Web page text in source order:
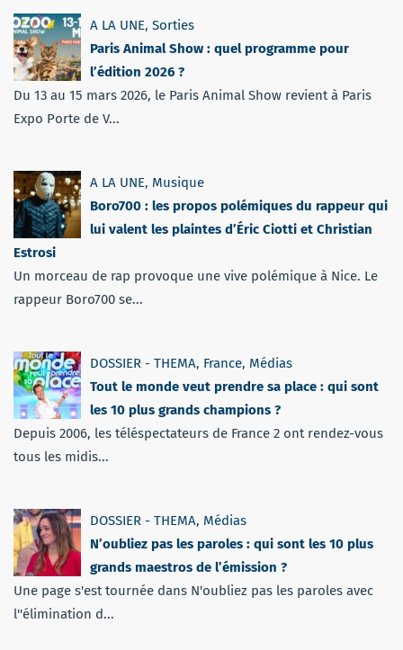
A LA UNE, Sorties
Paris Animal Show : quel programme pour
l’édition 2026 ?
Du 13 au 15 mars 2026, le Paris Animal Show revient à Paris
Expo Porte de V...
A LA UNE, Musique
Boro700 : les propos polémiques du rappeur qui
lui valent les plaintes d’Éric Ciotti et Christian
Estrosi
Un morceau de rap provoque une vive polémique à Nice. Le
rappeur Boro700 se...
DOSSIER - THEMA, France, Médias
Tout le monde veut prendre sa place : qui sont
les 10 plus grands champions ?
Depuis 2006, les téléspectateurs de France 2 ont rendez-vous
tous les midis...
DOSSIER - THEMA, Médias
N’oubliez pas les paroles : qui sont les 10 plus
grands maestros de l’émission ?
Une page s'est tournée dans N'oubliez pas les paroles avec
l''élimination d...